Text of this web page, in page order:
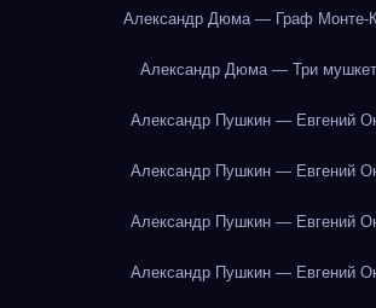
Александр Дюма — Граф Монте-
Александр Дюма — Три
Александр Пушкин — Евгений
Александр Пушкин — Евгений
Александр Пушкин — Евгений
Александр Пушкин — Евгений